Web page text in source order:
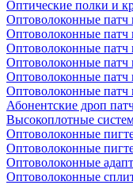
Оптические полки и
Оптоволоконные
Оптоволоконные
Оптоволоконные
Оптоволоконные
Оптоволоконные
Оптоволоконные
Абонентские дроп
Высокоплотные
Оптоволоконные
Оптоволоконные
Оптоволоконные
Оптоволоконные